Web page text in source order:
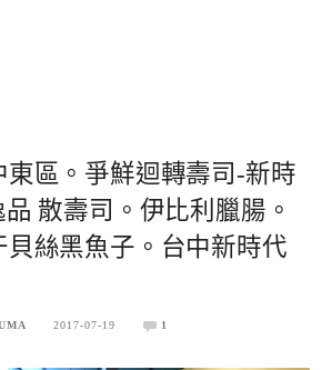
東區。爭鮮迴轉壽司-新時
散壽司。伊比利臘腸。
貝絲黑魚子。台中新時代
2017-07-19 1